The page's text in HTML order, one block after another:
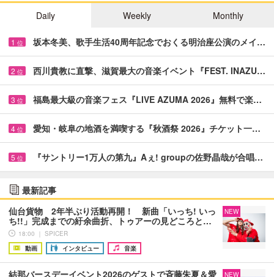
Daily
Weekly Monthly
1 位 坂本冬美、歌手生活40周年記念でおくる明治座公演のメイ…
2 位 西川貴教に直撃、滋賀最大の音楽イベント『FEST. INAZU…
3 位 福島最大級の音楽フェス『LIVE AZUMA 2026』無料で楽…
4 位 愛知・岐阜の地酒を満喫する『秋酒祭 2026』チケット一…
5 位 『サントリー1万人の第九』Aぇ! groupの佐野晶哉が合唱…
最新記事
仙台貨物 2年半ぶり活動再開！ 新曲「いっち! いっ
ち!!」完成までの紆余曲折、トゥアーの見どころと…
18:00 ｜ SPICER
動画
インタビュー 音楽
NEW
結那バースデーイベント2026のゲストで斉藤朱夏＆愛
NEW